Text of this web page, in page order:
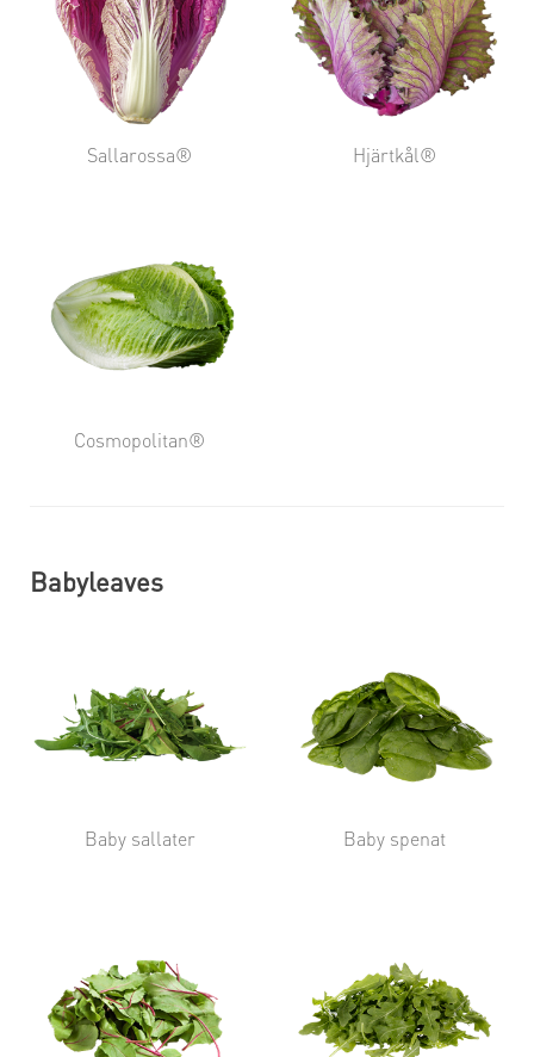
Sallarossa® Hjärtkål®
Cosmopolitan®
Babyleaves
Baby sallater Baby spenat